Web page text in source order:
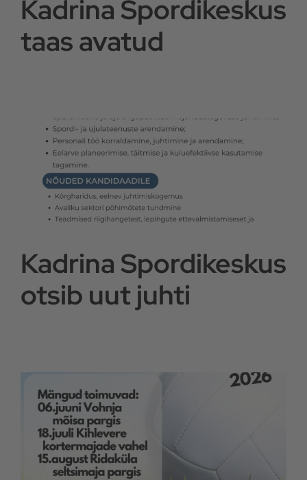
Kontaktid
Kadrina Spordikeskus
taas avatud
Kadrina Spordikeskus
otsib uut juhti